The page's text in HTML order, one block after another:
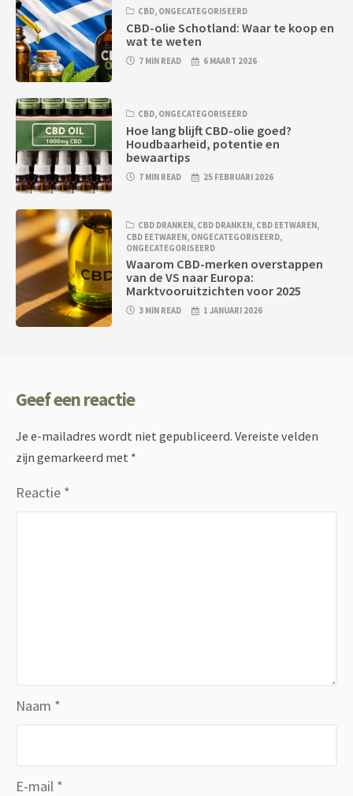
CBD, ONGECATEGORISEERD
CBD-olie Schotland: Waar te koop en
wat te weten
7 MIN READ 6 MAART 2026
CBD, ONGECATEGORISEERD
Hoe lang blijft CBD-olie goed?
Houdbaarheid, potentie en
bewaartips
7 MIN READ 25 FEBRUARI 2026
CBD DRANKEN, CBD DRANKEN, CBD EETWAREN,
CBD EETWAREN, ONGECATEGORISEERD,
ONGECATEGORISEERD
Waarom CBD-merken overstappen
van de VS naar Europa:
Marktvooruitzichten voor 2025
3 MIN READ 1 JANUARI 2026
Geef een reactie
Je e-mailadres wordt niet gepubliceerd. Vereiste velden
zijn gemarkeerd met *
Reactie *
Naam *
E-mail *